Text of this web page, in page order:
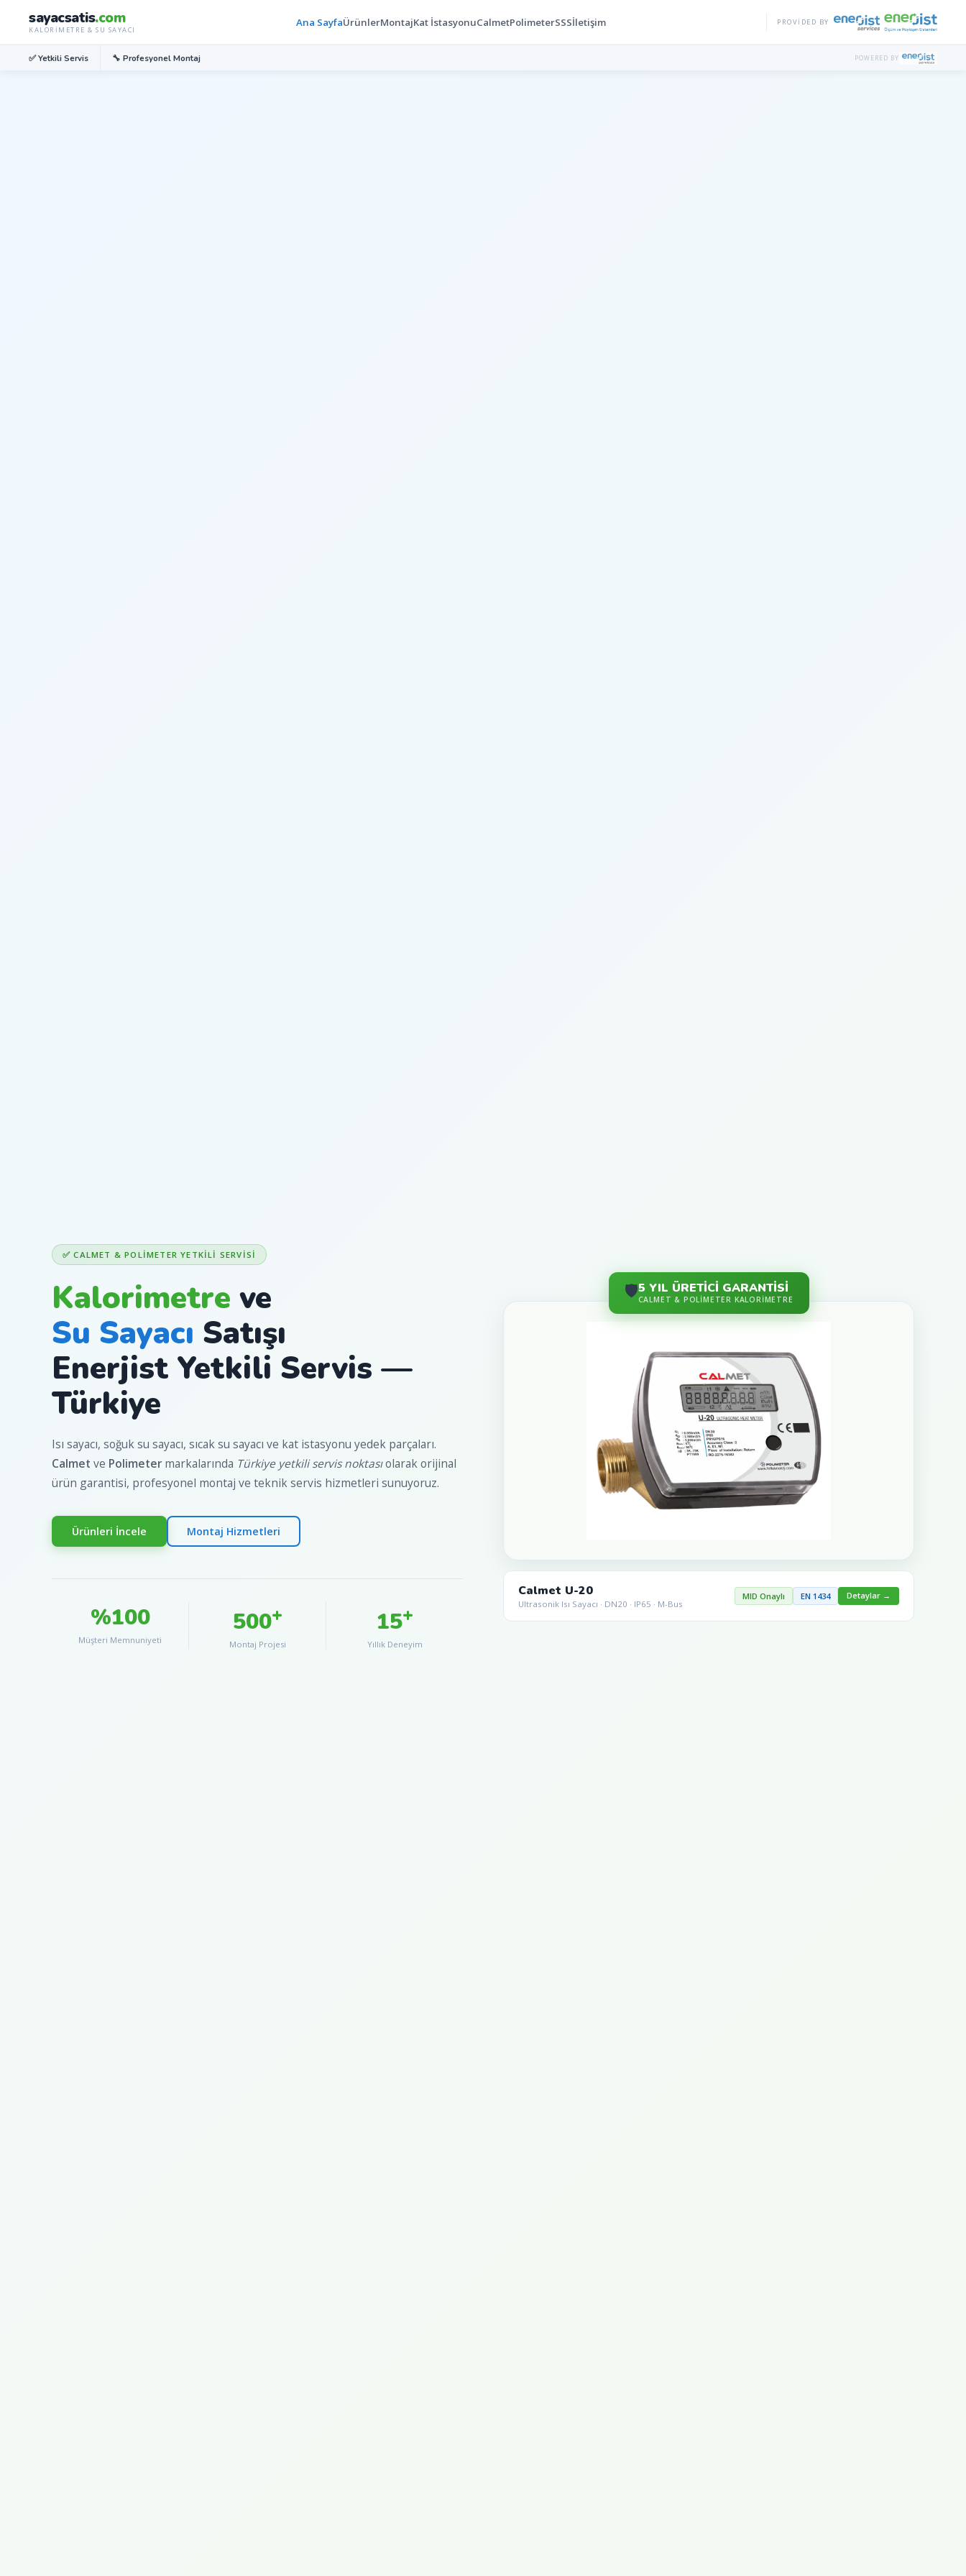
sayacsatis.com
KALORIMETRE & SU SAYACI
Ana SayfaÜrünlerMontajKat İstasyonuCalmetPolimeterSSSİletişim PROVIDED BY
✅ Yetkili Servis 🔧 Profesyonel Montaj POWERED BY
✅ CALMET & POLIMETER YETKILI SERVISI
Kalorimetre ve
Su Sayacı Satışı
Enerjist Yetkili Servis —
Türkiye
Isı sayacı, soğuk su sayacı, sıcak su sayacı ve kat istasyonu yedek parçaları.
Calmet ve Polimeter markalarında Türkiye yetkili servis noktasıolarak orijinal
ürün garantisi, profesyonel montaj ve teknik servis hizmetleri sunuyoruz.
Ürünleri İncele Montaj Hizmetleri
%100
Müşteri Memnuniyeti
500+
Montaj Projesi
15+
Yıllık Deneyim
🛡️5 YIL ÜRETİCİ GARANTİSİ
CALMET & POLIMETER KALORIMETRE
Calmet U-20
Ultrasonik Isı Sayacı · DN20 · IP65 · M-Bus
MID Onaylı EN 1434 Detaylar →